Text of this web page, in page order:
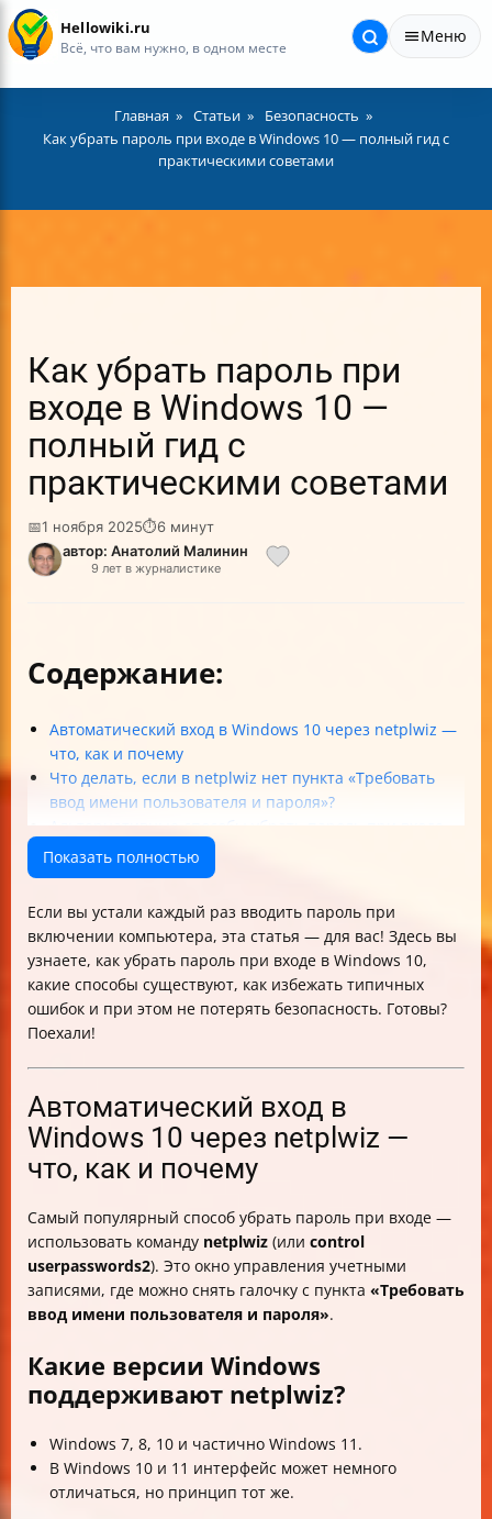
Hellowiki.ru
Всё, что вам нужно, в одном месте
Меню
Главная Статьи
Безопасность
Как убрать пароль при входе в Windows 10 — полный гид с
практическими советами
Как убрать пароль при
входе в Windows 10 —
полный гид с
практическими советами
📅1 ноября 2025⏱6 минут
автор: Анатолий Малинин
9 лет в журналистике
Содержание:
Автоматический вход в Windows 10 через netplwiz —
что, как и почему
Что делать, если в netplwiz нет пункта «Требовать
ввод имени пользователя и пароля»?
Альтернативные способы убрать пароль при входе
Безопасность и риски автоматического входа
Локальная учетная запись vs учетная запись
Проверка и подтверждение автоматического входа
Как отключить запрос пароля при выходе из спящего
режима
Таблица сравнения способов отключения пароля
Частые ошибки и как их избежать
Особенности для многопользовательских и
общественных компьютеров
Как вернуть запрос пароля, если передумали
Итог: когда стоит убирать пароль, а когда нет
Показать полностью
Если вы устали каждый раз вводить пароль при
включении компьютера, эта статья — для вас! Здесь вы
узнаете, как убрать пароль при входе в Windows 10,
какие способы существуют, как избежать типичных
ошибок и при этом не потерять безопасность. Готовы?
Поехали!
Автоматический вход в
Windows 10 через netplwiz —
что, как и почему
Самый популярный способ убрать пароль при входе —
использовать команду netplwiz (или control
userpasswords2). Это окно управления учетными
записями, где можно снять галочку с пункта «Требовать
ввод имени пользователя и пароля».
Какие версии Windows
поддерживают netplwiz?
Windows 7, 8, 10 и частично Windows 11.
В Windows 10 и 11 интерфейс может немного
отличаться, но принцип тот же.